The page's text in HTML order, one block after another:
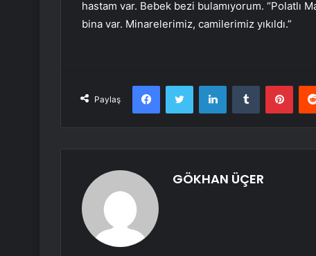
hastam var. Bebek bezi bulamıyorum. “Polatlı
bina var. Minarelerimiz, camilerimiz yıkıldı.”
Paylaş
FacebookTwitter LinkedInTumblr
GÖKHAN ÜÇER